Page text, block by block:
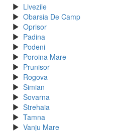
Livezile
Obarsia De Camp
Oprisor
Padina
Podeni
Poroina Mare
Prunisor
Rogova
Simian
Sovarna
Strehaia
Tamna
Vanju Mare